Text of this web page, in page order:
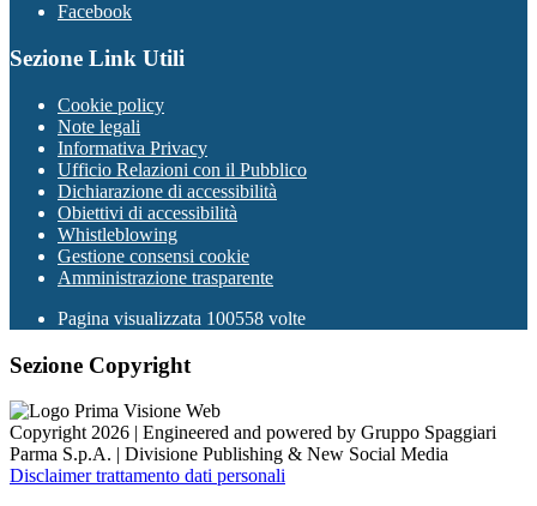
Facebook
Sezione Link Utili
Cookie policy
Note legali
Informativa Privacy
Ufficio Relazioni con il Pubblico
Dichiarazione di accessibilità
Obiettivi di accessibilità
Whistleblowing
Gestione consensi cookie
Amministrazione trasparente
Pagina visualizzata 100558 volte
Sezione Copyright
Copyright 2026 | Engineered and powered by Gruppo Spaggiari
Parma S.p.A. | Divisione Publishing & New Social Media
Disclaimer trattamento dati personali